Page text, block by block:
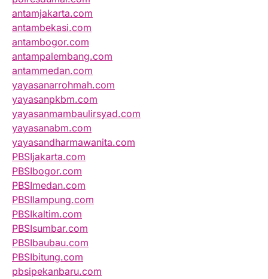
antamjakarta.com
antambekasi.com
antambogor.com
antampalembang.com
antammedan.com
yayasanarrohmah.com
yayasanpkbm.com
yayasanmambaulirsyad.com
yayasanabm.com
yayasandharmawanita.com
PBSIjakarta.com
PBSIbogor.com
PBSImedan.com
PBSIlampung.com
PBSIkaltim.com
PBSIsumbar.com
PBSIbaubau.com
PBSIbitung.com
pbsipekanbaru.com